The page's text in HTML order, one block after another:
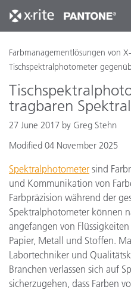
Farbmanagementlösungen von
Tischspektralphotometer
tragbaren
27 June 2017 by Greg Stehn
Modified 04 November 2025
Spektralphotometer sind
und Kommunikation von
Farbpräzision während der
Spektralphotometer können
angefangen von
Papier, Metall und Stoffen.
Labortechniker und
Branchen verlassen sich auf
sicherzugehen, dass Farben